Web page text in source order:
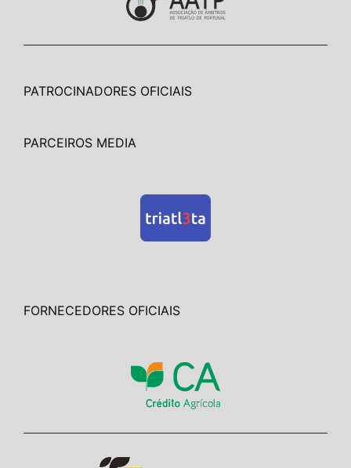
PATROCINADORES OFICIAIS
PARCEIROS MEDIA
FORNECEDORES OFICIAIS